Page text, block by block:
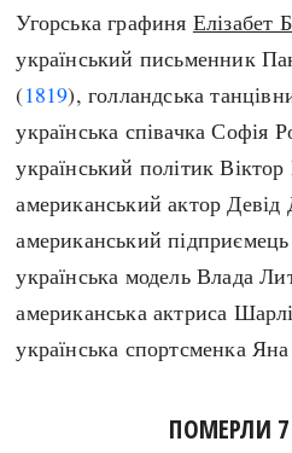
угорська графиня Елізабет
український письменник
(1819), голландська
українська співачка Софія
український політик
американський актор
американський підприємець
українська модель Влада
американська актриса
українська спортсменка
ПОМЕРЛИ 7